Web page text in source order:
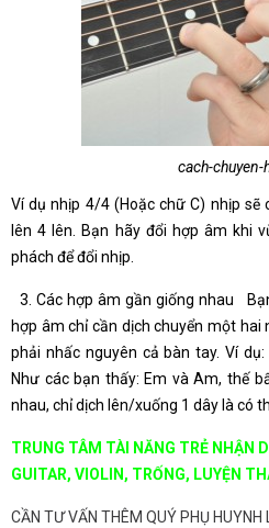
cach-chuyen-
Ví dụ nhịp 4/4 (Hoặc chữ C) nhịp sẽ
lên 4 lên. Bạn hãy đổi hợp âm khi
phách để đổi nhịp.
3. Các hợp âm gần giống nhau
hợp âm chỉ cần dịch chuyển một
phải nhấc nguyên cả bàn tay. Ví
Như các bạn thấy: Em và Am, thế
nhau, chỉ dịch lên/xuống 1 dây là có
TRUNG TÂM TÀI NĂNG TRẺ NHẬN
GUITAR, VIOLIN, TRỐNG, LUYỆN
CẦN TƯ VẤN THÊM QUÝ PHỤ HUYNH